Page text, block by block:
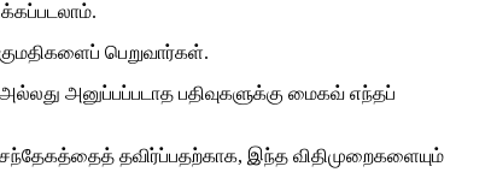
பெறுவார்கள்.
அனுப்பப்படாத பதிவுகளுக்கு மைகவ் எந்தப்
சந்தேகத்தைத் தவிர்ப்பதற்காக, இந்த விதிமுறைகளையும்